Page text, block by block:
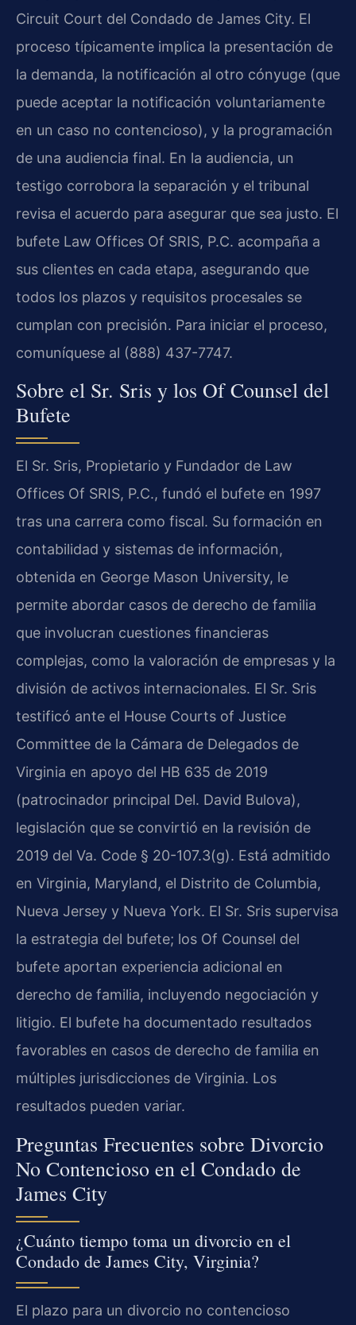
Circuit Court del Condado de James City. El
proceso típicamente implica la presentación de
la demanda, la notificación al otro cónyuge (que
puede aceptar la notificación voluntariamente
en un caso no contencioso), y la programación
de una audiencia final. En la audiencia, un
testigo corrobora la separación y el tribunal
revisa el acuerdo para asegurar que sea justo. El
bufete Law Offices Of SRIS, P.C. acompaña a
sus clientes en cada etapa, asegurando que
todos los plazos y requisitos procesales se
cumplan con precisión. Para iniciar el proceso,
comuníquese al (888) 437-7747.
Sobre el Sr. Sris y los Of Counsel del
Bufete
El Sr. Sris, Propietario y Fundador de Law
Offices Of SRIS, P.C., fundó el bufete en 1997
tras una carrera como fiscal. Su formación en
contabilidad y sistemas de información,
obtenida en George Mason University, le
permite abordar casos de derecho de familia
que involucran cuestiones financieras
complejas, como la valoración de empresas y la
división de activos internacionales. El Sr. Sris
testificó ante el House Courts of Justice
Committee de la Cámara de Delegados de
Virginia en apoyo del HB 635 de 2019
(patrocinador principal Del. David Bulova),
legislación que se convirtió en la revisión de
2019 del Va. Code § 20-107.3(g). Está admitido
en Virginia, Maryland, el Distrito de Columbia,
Nueva Jersey y Nueva York. El Sr. Sris supervisa
la estrategia del bufete; los Of Counsel del
bufete aportan experiencia adicional en
derecho de familia, incluyendo negociación y
litigio. El bufete ha documentado resultados
favorables en casos de derecho de familia en
múltiples jurisdicciones de Virginia. Los
resultados pueden variar.
Preguntas Frecuentes sobre Divorcio
No Contencioso en el Condado de
James City
¿Cuánto tiempo toma un divorcio en el
Condado de James City, Virginia?
El plazo para un divorcio no contencioso